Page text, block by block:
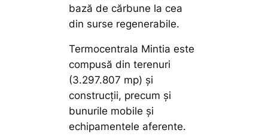
bază de cărbune la cea
din surse regenerabile.
Termocentrala Mintia este
compusă din terenuri
(3.297.807 mp) și
construcții, precum și
bunurile mobile și
echipamentele aferente.